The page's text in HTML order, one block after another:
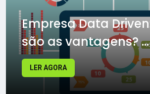
Empresa Data
são as vantagens? ...
LER AGORA